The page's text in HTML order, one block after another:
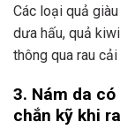
Các loại quả
dưa hấu, quả
thông qua rau cải
3. Nám da
chắn kỹ khi